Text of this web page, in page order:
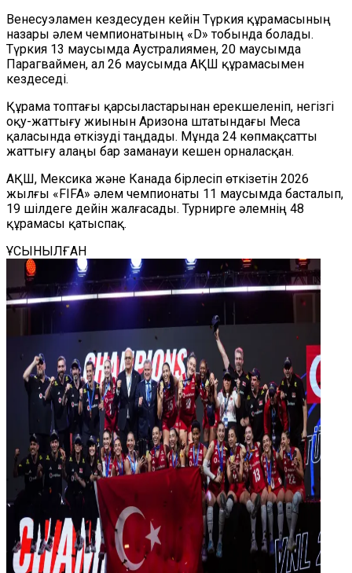
Венесуэламен кездесуден кейін Түркия құрамасының
назары әлем чемпионатының «D» тобында болады.
Түркия 13 маусымда Аустралиямен, 20 маусымда
Парагваймен, ал 26 маусымда АҚШ құрамасымен
кездеседі.
Құрама топтағы қарсыластарынан ерекшеленіп, негізгі
оқу-жаттығу жиынын Аризона штатындағы Меса
қаласында өткізуді таңдады. Мұнда 24 көпмақсатты
жаттығу алаңы бар заманауи кешен орналасқан.
АҚШ, Мексика және Канада бірлесіп өткізетін 2026
жылғы «FIFA» әлем чемпионаты 11 маусымда басталып,
19 шілдеге дейін жалғасады. Турнирге әлемнің 48
құрамасы қатыспақ.
ҰСЫНЫЛҒАН